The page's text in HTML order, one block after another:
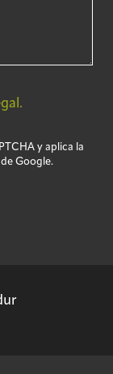
y aplica la
de Google.